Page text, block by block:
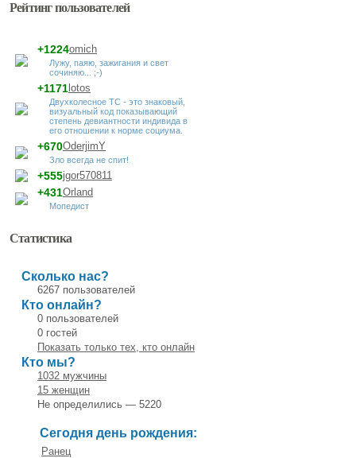
Рейтинг пользователей
omich
+1224
Лужу, паяю, зажигания и свет
сочиняю... ;-)
lotos
+1171
Двухколесное ТС - это знаковый,
визуальный код показывающий
степень девиантности индивида в
его отношении к норме социума.
OderjimY
+670
Зло всегда не спит!
jgor570811
+555
Orland
+431
Мопедист
Статистика
Сколько нас?
6267 пользователей
Кто онлайн?
0 пользователей
0 гостей
Показать только тех, кто онлайн
Кто мы?
1032 мужчины
15 женщин
Не определились — 5220
Сегодня день рождения:
Ранец